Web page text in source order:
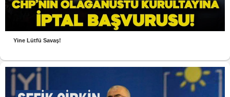
Yine Lütfü Savaş!